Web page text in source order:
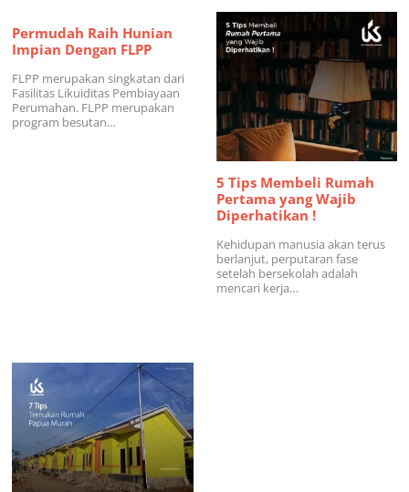
Permudah Raih Hunian
Impian Dengan FLPP
FLPP merupakan singkatan dari
Fasilitas Likuiditas Pembiayaan
Perumahan. FLPP merupakan
program besutan…
5 Tips Membeli Rumah
Pertama yang Wajib
Diperhatikan !
Kehidupan manusia akan terus
berlanjut, perputaran fase
setelah bersekolah adalah
mencari kerja…